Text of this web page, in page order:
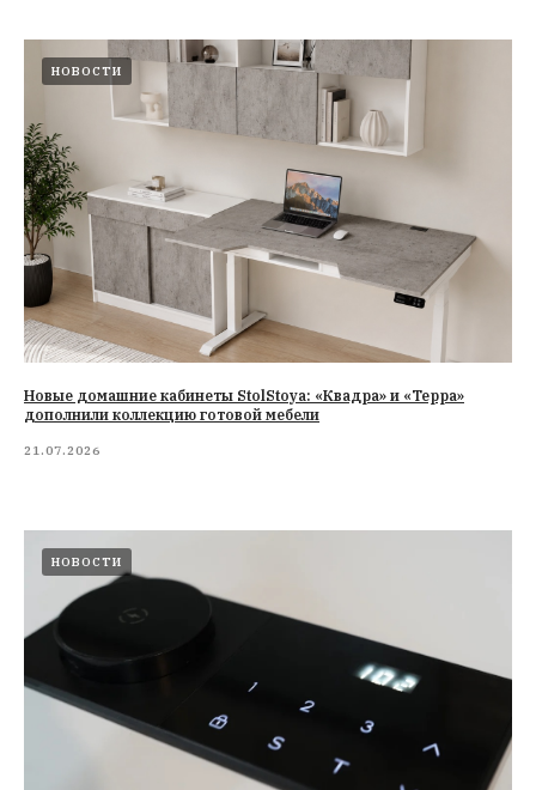
НОВОСТИ
Новые домашние кабинеты StolStoya: «Квадра» и «Терра»
дополнили коллекцию готовой мебели
21.07.2026
НОВОСТИ